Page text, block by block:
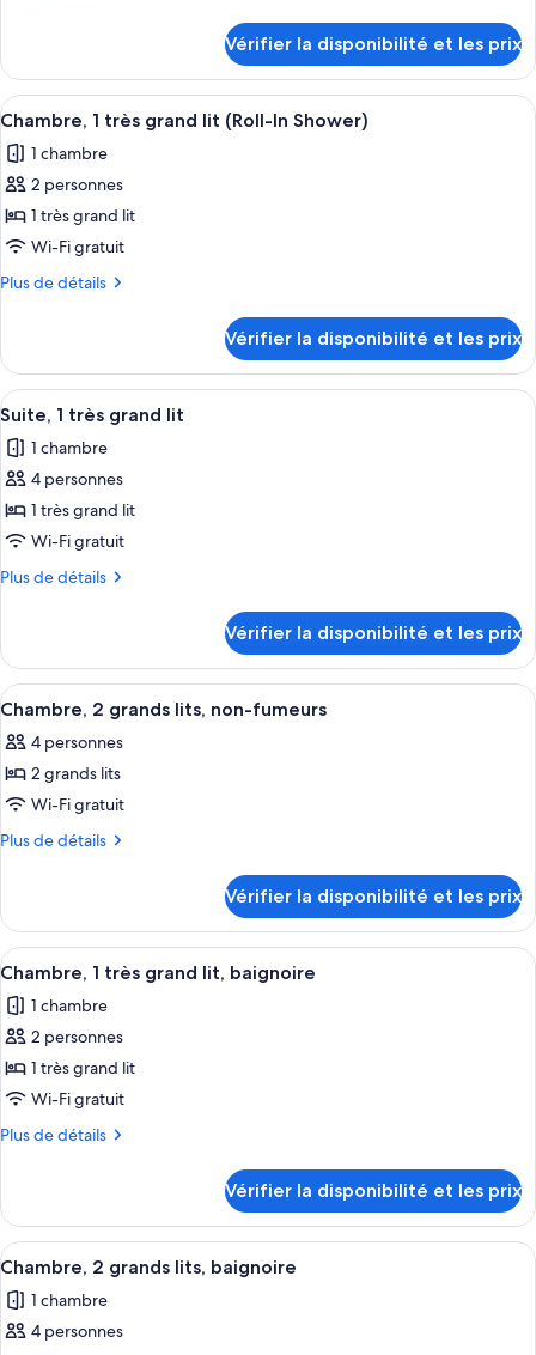
Chambre,
très
grand
lit
le
type
de
Chambre,
grand
lit
Vérifier la disponibilité et les prix
Afficher
toutes
les
photos
pour
ce
type
Chambre,
très
grand
lit
(Roll-
In
Shower)
Une chambre d’hôtel avec un grand
5
Chambre, 1 très grand lit (Roll-In Shower)
1 chambre
2 personnes
1 très grand lit
Wi-Fi gratuit
Plus de détails
Plus
le
type
de
Chambre,
grand
lit
In
Vérifier la disponibilité et les prix
Afficher
toutes
les
photos
pour
ce
type
Suite,
très
grand
lit
Une chambre d’hôtel avec un grand
6
Suite, 1 très grand lit
1 chambre
4 personnes
1 très grand lit
Wi-Fi gratuit
Plus de détails
Plus
le
type
de
Suite,
grand
lit
Vérifier la disponibilité et les prix
Afficher
toutes
les
photos
pour
ce
chambre :
Chambre,
2
grands
lits,
non-
fumeurs
Une chambre d’hôtel avec deux lits,
6
Chambre, 2 grands lits, non-fumeurs
4 personnes
2 grands lits
Wi-Fi gratuit
Plus de détails
Plus
le
type
de
Chambre,
2
lits,
non-
Vérifier la disponibilité et les prix
Afficher
toutes
les
photos
pour
ce
type
Chambre,
très
grand
lit,
baignoire
Une chambre d’hôtel avec un grand
6
Chambre, 1 très grand lit, baignoire
1 chambre
2 personnes
1 très grand lit
Wi-Fi gratuit
Plus de détails
Plus
le
type
de
Chambre,
Vérifier la disponibilité et les prix
Afficher
toutes
les
photos
Une chambre d’hôtel avec deux lits,
5
Chambre, 2 grands lits, baignoire
1 chambre
4 personnes